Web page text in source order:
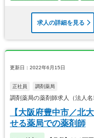
求人の詳細を見る
更新日：2022年6月15日
正社員 調剤薬局
調剤薬局の薬剤師求人（法人
【大阪府豊中市／北
せる薬局での薬剤師